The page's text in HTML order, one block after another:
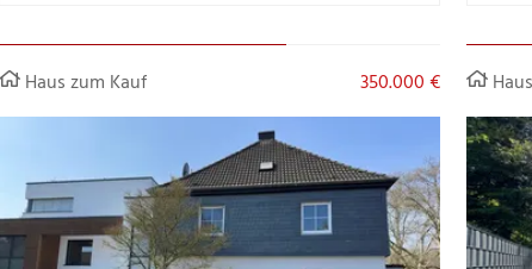
Haus zum Kauf 350.000 €